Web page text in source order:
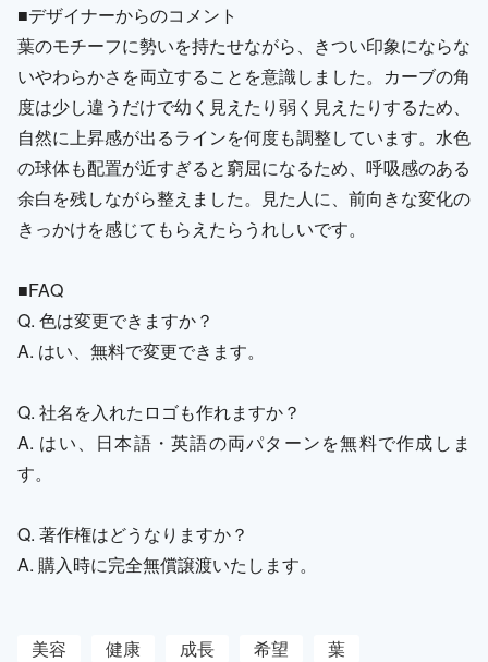
■デザイナーからのコメント
葉のモチーフに勢いを持たせながら、きつい印象にならな
いやわらかさを両立することを意識しました。カーブの角
度は少し違うだけで幼く見えたり弱く見えたりするため、
自然に上昇感が出るラインを何度も調整しています。水色
の球体も配置が近すぎると窮屈になるため、呼吸感のある
余白を残しながら整えました。見た人に、前向きな変化の
きっかけを感じてもらえたらうれしいです。
■FAQ
Q. 色は変更できますか？
A. はい、無料で変更できます。
Q. 社名を入れたロゴも作れますか？
A. はい、日本語・英語の両パターンを無料で作成しま
す。
Q. 著作権はどうなりますか？
A. 購入時に完全無償譲渡いたします。
美容 健康 成長 希望
葉